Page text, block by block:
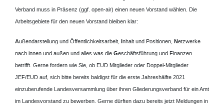
Verband muss in Präsenz (ggf. open-air) einen neuen Vorstand wählen. Die
Arbeitsgebiete für den neuen Vorstand bleiben klar:
Außendarstellung und Öffentlichkeitsarbeit, nhalt und Positionen, Netzwerke
nach innen und außen und alles was die Geschäftsführung und Finanzen
betrifft. Gerne fordern wie Sie, ob EUD Mitglieder oder Doppel-Mitglieder
JEF/EUD auf, sich bitte bereits baldigst für die erste Jahreshälfte 2021
einzuberufende Landesversammlung über ihren Gliederungsverband für ein Amt
im Landesvorstand zu bewerben. Gerne dürften dazu bereits jetzt Meldungen in